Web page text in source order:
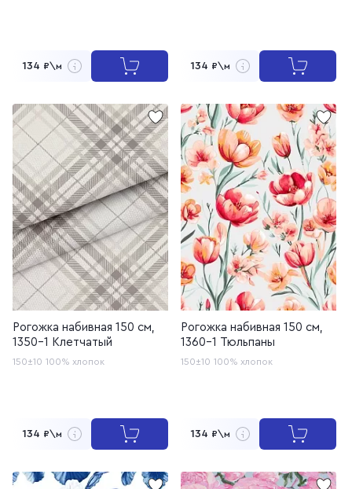
134 ₽\м 134 ₽\м
Рогожка набивная 150 см,
1350-1 Клетчатый
150±10 100% хлопок
134 ₽\м
Рогожка набивная 150 см,
1360-1 Тюльпаны
150±10 100% хлопок
134 ₽\м